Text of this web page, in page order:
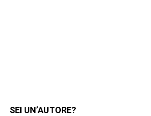
SEI UN’AUTORE?